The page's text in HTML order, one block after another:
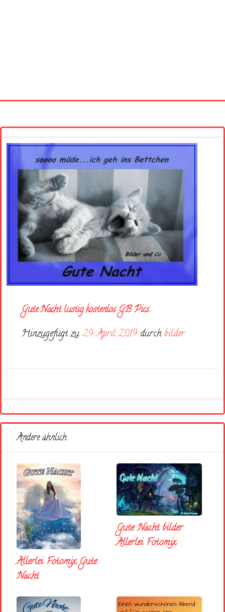
Gute Nacht lustig kostenlos GB Pics
Hinzugefügt zu29. April 2019 durch bilder
Andere ähnlich
Allerlei Fotomix Gute
Nacht
Gute Nacht bilder
Allerlei Fotomix